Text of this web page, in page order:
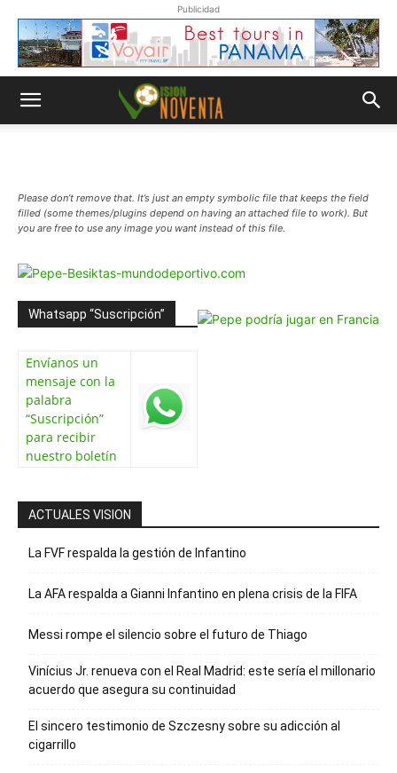
Publicidad
Please don’t remove that. It’s just an empty symbolic file that keeps the field
filled (some themes/plugins depend on having an attached file to work). But
you are free to use any image you want instead of this file.
Whatsapp “Suscripción”
Envíanos un
mensaje con la
palabra
“Suscripción”
para recibir
nuestro boletín
ACTUALES VISION
La FVF respalda la gestión de Infantino
La AFA respalda a Gianni Infantino en plena crisis de la FIFA
Messi rompe el silencio sobre el futuro de Thiago
Vinícius Jr. renueva con el Real Madrid: este sería el millonario
acuerdo que asegura su continuidad
El sincero testimonio de Szczesny sobre su adicción al
cigarrillo